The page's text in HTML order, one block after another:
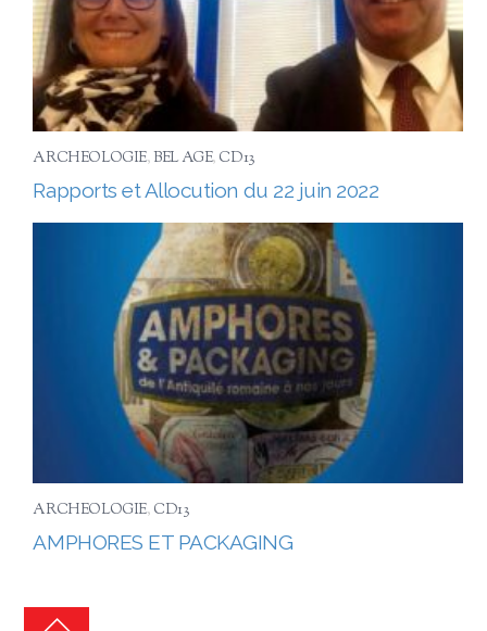
ARCHEOLOGIE,BEL AGE, CD13
Rapports et Allocution du 22 juin 2022
ARCHEOLOGIE, CD13
AMPHORES ET PACKAGING